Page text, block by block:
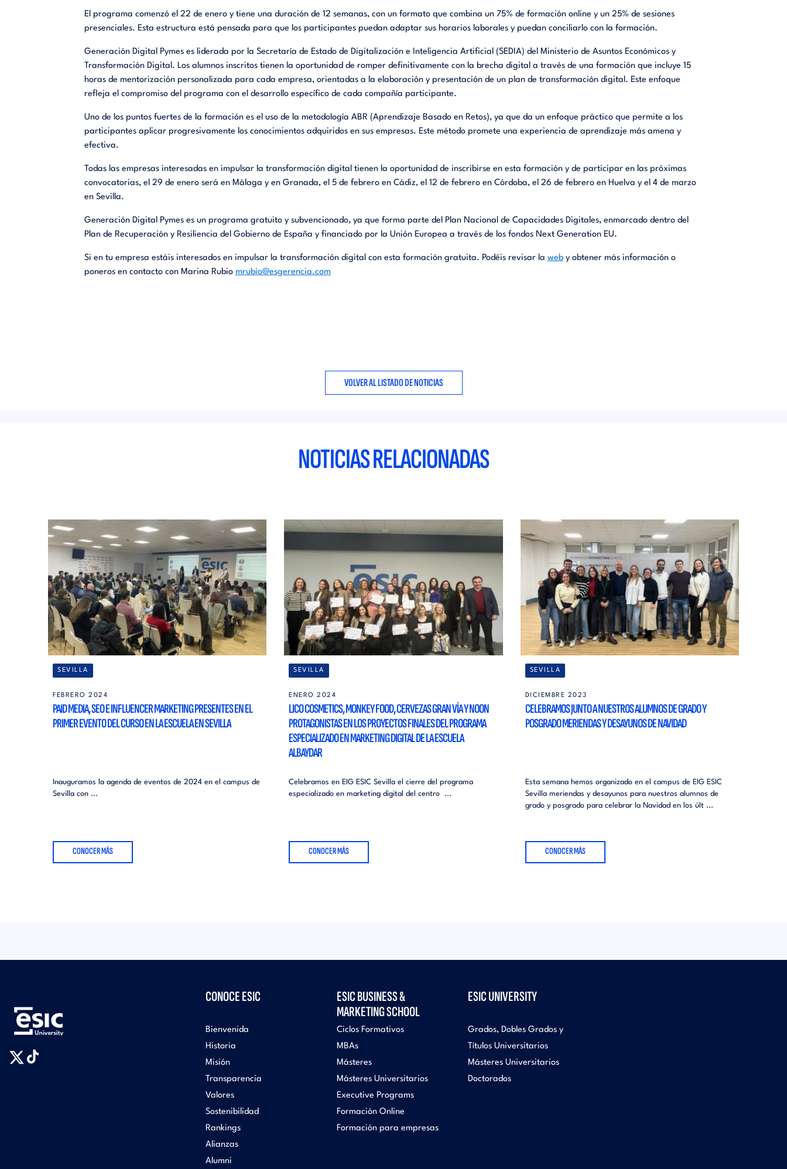
El programa comenzó el 22 de enero y tiene una duración de 12 semanas, con un formato que combina un 75% de formación online y un 25% de sesiones
presenciales. Esta estructura está pensada para que los participantes puedan adaptar sus horarios laborales y puedan conciliarlo con la formación.
Generación Digital Pymes es liderada por la Secretaría de Estado de Digitalización e Inteligencia Artificial (SEDIA) del Ministerio de Asuntos Económicos y
Transformación Digital. Los alumnos inscritos tienen la oportunidad de romper definitivamente con la brecha digital a través de una formación que incluye 15
horas de mentorización personalizada para cada empresa, orientadas a la elaboración y presentación de un plan de transformación digital. Este enfoque
refleja el compromiso del programa con el desarrollo específico de cada compañía participante.
Uno de los puntos fuertes de la formación es el uso de la metodología ABR (Aprendizaje Basado en Retos), ya que da un enfoque práctico que permite a los
participantes aplicar progresivamente los conocimientos adquiridos en sus empresas. Este método promete una experiencia de aprendizaje más amena y
efectiva.
Todas las empresas interesadas en impulsar la transformación digital tienen la oportunidad de inscribirse en esta formación y de participar en las próximas
convocatorias, el 29 de enero será en Málaga y en Granada, el 5 de febrero en Cádiz, el 12 de febrero en Córdoba, el 26 de febrero en Huelva y el 4 de marzo
en Sevilla.
Generación Digital Pymes es un programa gratuito y subvencionado, ya que forma parte del Plan Nacional de Capacidades Digitales, enmarcado dentro del
Plan de Recuperación y Resiliencia del Gobierno de España y financiado por la Unión Europea a través de los fondos Next Generation EU.
Si en tu empresa estáis interesados en impulsar la transformación digital con esta formación gratuita. Podéis revisar la weby obtener más información o
poneros en contacto con Marina Rubio mrubio@esgerencia.com
VOLVER AL LISTADO DE NOTICIAS
NOTICIAS RELACIONADAS
SEVILLA
FEBRERO 2024
PAID MEDIA, SEO E INFLUENCER MARKETING PRESENTES EN EL
PRIMER EVENTO DEL CURSO EN LA ESCUELA EN SEVILLA
Inauguramos la agenda de eventos de 2024 en el campus de
Sevilla con ...
CONOCER MÁS
SEVILLA
ENERO 2024
LICO COSMETICS, MONKEY FOOD, CERVEZAS GRAN VÍA Y NOON
PROTAGONISTAS EN LOS PROYECTOS FINALES DEL PROGRAMA
ESPECIALIZADO EN MARKETING DIGITAL DE LA ESCUELA
ALBAYDAR
Celebramos en EIG ESIC Sevilla el cierre del programa
especializado en marketing digital del centro ...
CONOCER MÁS
SEVILLA
DICIEMBRE 2023
CELEBRAMOS JUNTO A NUESTROS ALUMNOS DE GRADO Y
POSGRADO MERIENDAS Y DESAYUNOS DE NAVIDAD
Esta semana hemos organizado en el campus de EIG ESIC
Sevilla meriendas y desayunos para nuestros alumnos de
grado y posgrado para celebrar la Navidad en los últ ...
CONOCER MÁS
CONOCE ESIC
Bienvenida
Historia
Misión
Transparencia
Valores
Sostenibilidad
Rankings
Alianzas
Alumni
ESIC BUSINESS &
MARKETING SCHOOL
Ciclos Formativos
MBAs
Másteres
Másteres Universitarios
Executive Programs
Formación Online
Formación para empresas
ESIC UNIVERSITY
Grados, Dobles Grados y
Títulos Universitarios
Másteres Universitarios
Doctorados